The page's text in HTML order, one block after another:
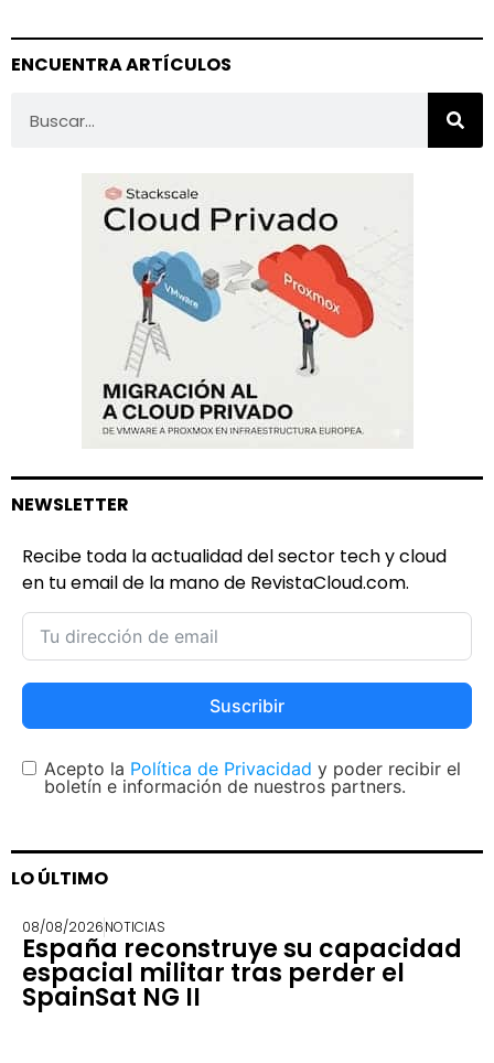
ENCUENTRA ARTÍCULOS
NEWSLETTER
Recibe toda la actualidad del sector tech y cloud
en tu email de la mano de RevistaCloud.com.
Suscribir
Acepto la Política de Privacidad y poder recibir el
boletín e información de nuestros partners.
LO ÚLTIMO
08/08/2026NOTICIAS
España reconstruye su capacidad
espacial militar tras perder el
SpainSat NG II